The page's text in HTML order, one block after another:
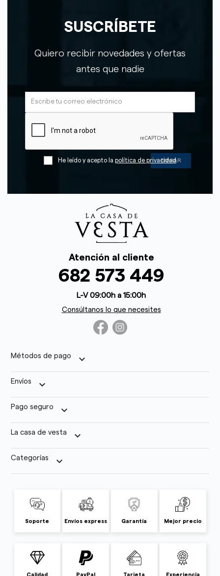
SUSCRÍBETE
Quiero recibir novedades y ofertas
antes que nadie
He leído y acepto la política de privacidad
Atención al cliente
682 573 449
L-V 09:00h a 15:00h
Consúltanos lo que necesites
Métodos de pago keyboard_arrow_down
Envíos keyboard_arrow_down
Pago seguro keyboard_arrow_down
La casa de vesta keyboard_arrow_down
Categorías keyboard_arrow_down
Soporte Envíos express Garantía Mejor precio
Calidad PayPal Tarjeta Experiencia